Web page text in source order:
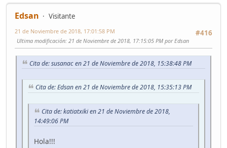
Edsan
Visitante
#416
21 de Noviembre de 2018, 17:01:58 PM
Ultima modificación: 21 de Noviembre de 2018, 17:15:05 PM por Edsan
Cita de: susanac en 21 de Noviembre de 2018, 15:38:48 PM
Cita de: Edsan en 21 de Noviembre de 2018, 15:35:13 PM
Cita de: katiatxiki en 21 de Noviembre de 2018,
14:49:06 PM
Hola!!!